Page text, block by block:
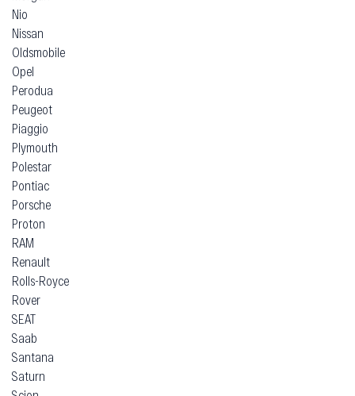
Nio
Nissan
Oldsmobile
Opel
Perodua
Peugeot
Piaggio
Plymouth
Polestar
Pontiac
Porsche
Proton
RAM
Renault
Rolls-Royce
Rover
SEAT
Saab
Santana
Saturn